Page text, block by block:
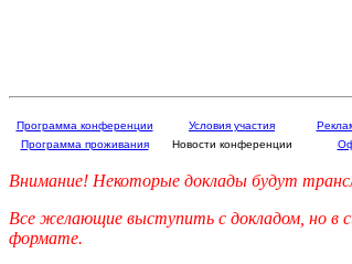
Программа конференции Условия участия
Программа проживания
Новости конференции
Внимание! Некоторые доклады будут
Все желающие выступить с докладом, но в
формате.